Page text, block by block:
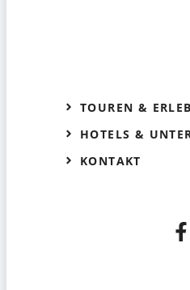
TOUREN &
HOTELS &
KONTAKT